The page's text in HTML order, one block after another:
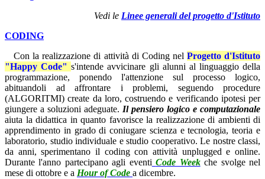
Vedi le Linee generali del progetto d'Istituto
CODING
Con la realizzazione di attività di Coding nel Progetto d'Istituto
"Happy Code" s'intende avvicinare gli alunni al linguaggio della
programmazione, ponendo l'attenzione sul processo logico,
abituandoli ad affrontare i problemi, seguendo procedure
(ALGORITMI) create da loro, costruendo e verificando ipotesi per
giungere a soluzioni adeguate. Il pensiero logico e computazionale
aiuta la didattica in quanto favorisce la realizzazione di ambienti di
apprendimento in grado di coniugare scienza e tecnologia, teoria e
laboratorio, studio individuale e studio cooperativo. Le nostre classi,
da anni, sperimentano il coding con attività unplugged e online.
Durante l'anno partecipano agli eventi Code Weekche svolge nel
mese di ottobre e a Hour of Code a dicembre.